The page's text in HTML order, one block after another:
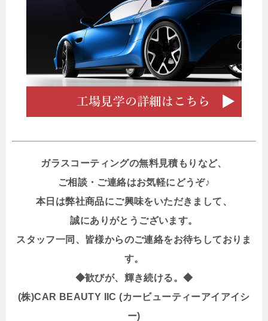
ガラスコーティングの無料見積もりなど、
ご相談・ご連絡はお気軽にどうぞ♪
本日は弊社商品にご興味をいただきまして、
誠にありがとうございます。
スタッフ一同、皆様からのご連絡をお待ちしておりま
す。
◆歓びが、輝き続ける。◆
(株)CAR BEAUTY IIC (カービューティーアイアイシ
ー)